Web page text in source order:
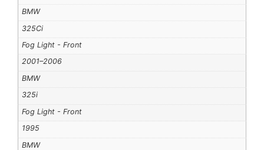
BMW
325Ci
Fog Light - Front
2001–2006
BMW
325i
Fog Light - Front
1995
BMW